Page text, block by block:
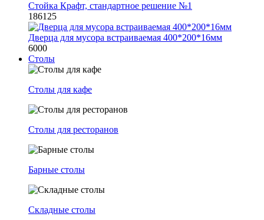
Стойка Крафт, стандартное решение №1
186125
Дверца для мусора встраиваемая 400*200*16мм
6000
Столы
Столы для кафе
Столы для ресторанов
Барные столы
Складные столы